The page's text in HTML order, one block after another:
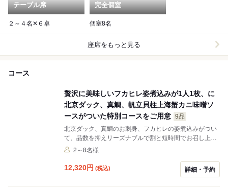
テーブル席
２～４名✕６卓
完全個室
個室8名
座席をもっと見る
コース
贅沢に美味しいフカヒレ姿煮込みが1人1枚、に
北京ダック、真鯛、帆立貝柱上海蟹カニ味噌ソ
ースがついた特別コースをご用意 9品
北京ダック、真鯛のお刺身、フカヒレの姿煮込みがつい
て、品数を抑えリーズナブルで割と短時間でお召し上が
りいただける特別メニューをご用意させていただきまし
2～8名様
12,320円 (税込) 詳細・予約